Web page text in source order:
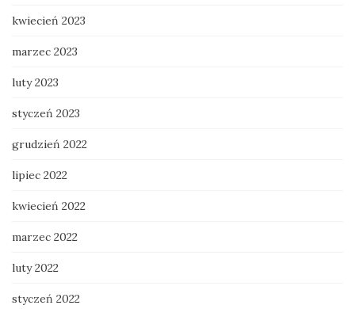
kwiecień 2023
marzec 2023
luty 2023
styczeń 2023
grudzień 2022
lipiec 2022
kwiecień 2022
marzec 2022
luty 2022
styczeń 2022